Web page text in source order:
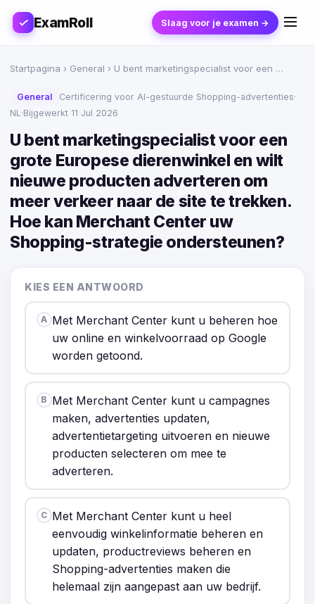
ExamRoll Slaag voor je examen →
Startpagina › General › U bent marketingspecialist voor een …
General Certificering voor AI-gestuurde Shopping-advertenties·
NL·Bijgewerkt 11 Jul 2026
U bent marketingspecialist voor een
grote Europese dierenwinkel en wilt
nieuwe producten adverteren om
meer verkeer naar de site te trekken.
Hoe kan Merchant Center uw
Shopping-strategie ondersteunen?
KIES EEN ANTWOORD
A Met Merchant Center kunt u beheren hoe
uw online en winkelvoorraad op Google
worden getoond.
B Met Merchant Center kunt u campagnes
maken, advertenties updaten,
advertentietargeting uitvoeren en nieuwe
producten selecteren om mee te
adverteren.
C Met Merchant Center kunt u heel
eenvoudig winkelinformatie beheren en
updaten, productreviews beheren en
Shopping-advertenties maken die
helemaal zijn aangepast aan uw bedrijf.